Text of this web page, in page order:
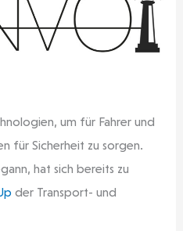
um für Fahrer und
für Sicherheit zu sorgen.
hat sich bereits zu
der Transport- und